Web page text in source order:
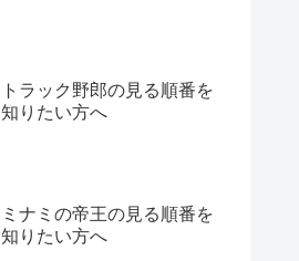
トラック野郎の見る順番を
知りたい方へ
ミナミの帝王の見る順番を
知りたい方へ